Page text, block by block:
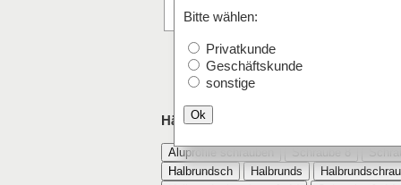
Bitte wählen:
Privatkunde
Geschäftskunde
sonstige
Ok
Stk.
Häufig mit Halbrundschraube ISO
Aluprofile schrauben Schraube 8
Halbrundsch
Halbrunds